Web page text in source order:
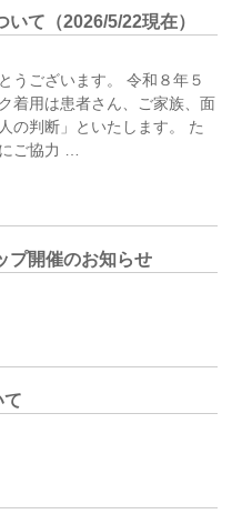
て（2026/5/22現在）
うございます。 令和８年５
着用は患者さん、ご家族、面
の判断」といたします。 た
ご協力 …
プ開催のお知らせ
て